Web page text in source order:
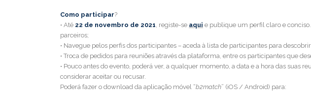
Como participar?
• Até 22 de novembro de 2021, registe-se aqui e publique um perfil claro e
parceiros;
• Navegue pelos perfis dos participantes – aceda à lista de participantes para
• Troca de pedidos para reuniões através da plataforma, entre os participantes que
• Pouco antes do evento, poderá ver, a qualquer momento, a data e a hora das suas
considerar aceitar ou recusar.
Poderá fazer o download da aplicação móvel “b2match” (iOS / Android) para: